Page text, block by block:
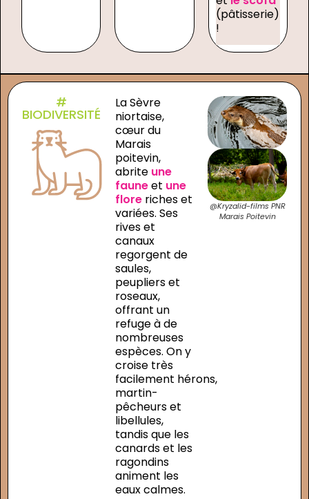
(pâtisserie)
!
#
BIODIVERSITÉ
La Sèvre
niortaise,
cœur du
Marais
poitevin,
abrite une
fauneet une
floreriches et
variées. Ses
rives et
canaux
regorgent de
saules,
peupliers et
roseaux,
offrant un
refuge à de
nombreuses
espèces. On y
croise très
facilement hérons,
martin-
pêcheurs et
libellules,
tandis que les
canards et les
ragondins
animent les
eaux calmes.
@Kryzalid-films PNR
Marais Poitevin